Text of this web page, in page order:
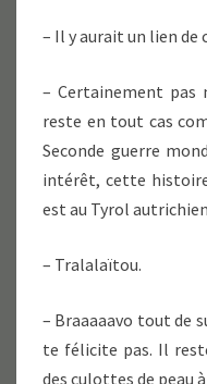
– Il y aurait un lien de
– Certainement pas
reste en tout cas
Seconde guerre
intérêt, cette
est au Tyrol
– Tralalaïtou.
– Braaaaavo tout de
te félicite pas. Il
des culottes de peau